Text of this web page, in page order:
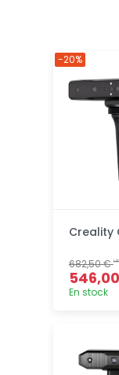
Creality
682,50 €HT
En stock
-20%